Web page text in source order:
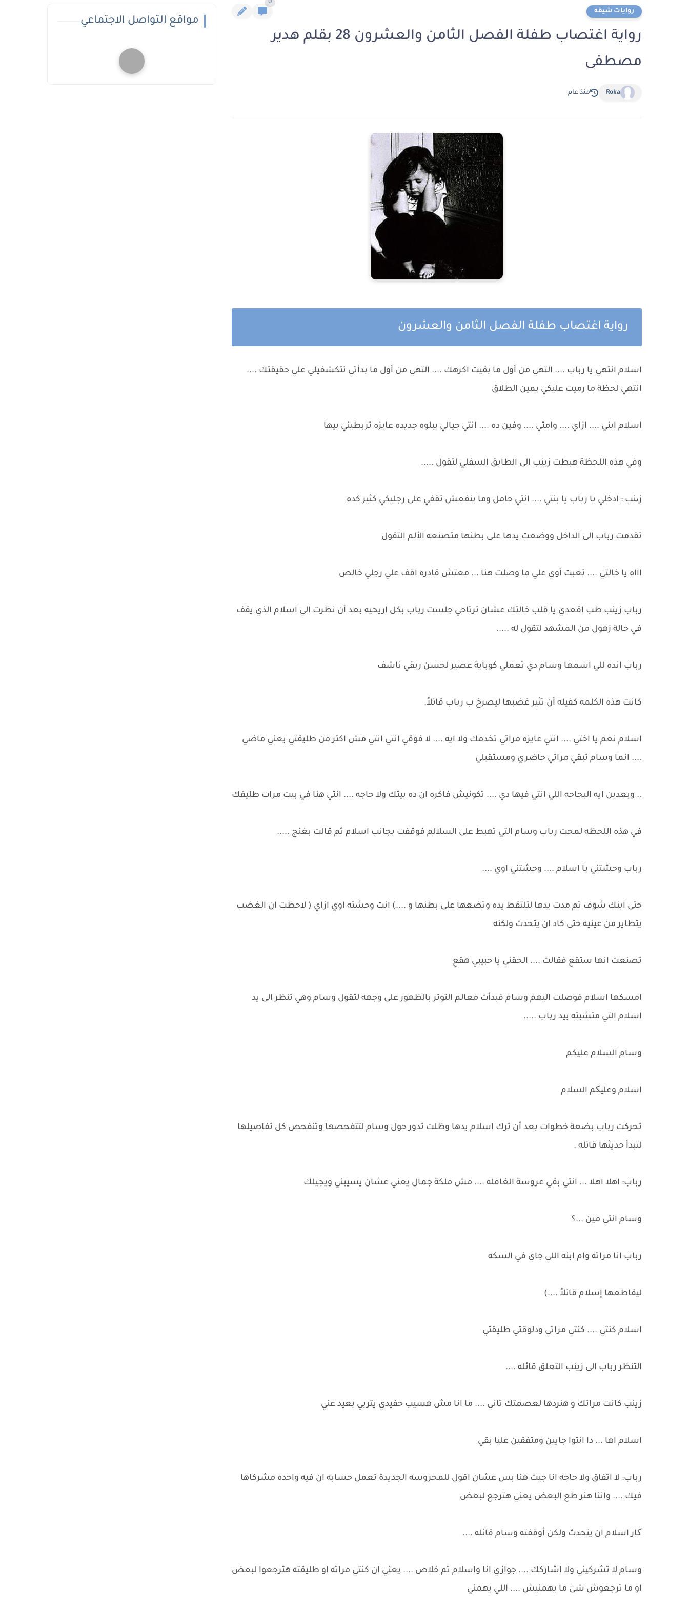
روايات شيقه
0
رواية اغتصاب طفلة الفصل الثامن والعشرون 28 بقلم هدير
مصطفى
Roka منذ عام
رواية اغتصاب طفلة الفصل الثامن والعشرون
اسلام انتهي يا رباب .... التهي من أول ما بقيت اكرهك .... التهي من أول ما بدأتي تتكشفيلي علي حقيقتك ....
انتهي لحظة ما رميت عليكي يمين الطلاق
اسلام ابني .... ازاي .... وامتي .... وفين ده .... انتي جيالي يبلوه جديده عايزه تربطيني بيها
وفي هذه اللحظة هبطت زينب الى الطابق السفلي لتقول .....
زینب : ادخلي يا رباب يا بنتي .... انتي حامل وما ينفعش تقفي على رجليكي كثير كده
تقدمت رباب الى الداخل ووضعت يدها على بطنها متصنعه الألم التقول
اااه يا خالتي .... تعبت أوي علي ما وصلت هنا ... معتش قادره اقف علي رجلي خالص
رباب زينب طب اقعدي يا قلب خالتك عشان ترتاحي جلست رباب بكل اريحيه بعد أن نظرت الي اسلام الذي يقف
في حالة زهول من المشهد لتقول له .....
رباب انده للي اسمها وسام دي تعملي كوباية عصير لحسن ريقي ناشف
كانت هذه الكلمه كفيله أن تثير غضبها ليصرخ ب رباب قائلاً.
اسلام نعم يا اختي .... انتي عايزه مراتي تخدمك ولا ايه .... لا فوقي انتي انتي مش اكثر من طليقتي يعني ماضي
.... انما وسام تبقي مراتي حاضري ومستقبلي
.. وبعدين ايه البجاحه اللي انتي فيها دي .... تكونيش فاكره ان ده بيتك ولا حاجه .... انتي هنا في بيت مرات طليقك
في هذه اللحظه لمحت رباب وسام التي تهبط على السلالم فوقفت بجانب اسلام ثم قالت بغنج .....
رباب وحشتني يا اسلام .... وحشتني اوي ....
حتى ابنك شوف تم مدت يدها لتلتقط يده وتضعها على بطنها و ....) انت وحشته اوي ازاي ( لاحظت ان الغضب
يتطاير من عينيه حتى كاد ان يتحدث ولكنه
تصنعت انها ستقع فقالت .... الحقني يا حبيبي هقع
امسكها اسلام فوصلت اليهم وسام فبدأت معالم التوتر بالظهور على وجهه لتقول وسام وهي تنظر الى يد
اسلام التي متشبته بيد رباب .....
وسام السلام عليكم
اسلام وعلیکم السلام
تحركت رباب بضعة خطوات بعد أن ترك اسلام يدها وظلت تدور حول وسام لتتفحصها وتنفحص كل تفاصيلها
لتبدأ حديثها قائله .
رباب: اهلا اهلا ... انتي بقي عروسة الغافله .... مش ملكة جمال يعني عشان يسيبني ويجيلك
وسام انتي مين ...؟
رباب انا مراته وام ابنه اللي جاي في السكه
ليقاطعها إسلام قائلاً ....)
اسلام كنتي .... كنتي مراتي ودلوقتي طليقتي
التنظر رباب الى زينب التعلق قائله ....
زينب كانت مراتك و هنردها لعصمتك تاني .... ما انا مش هسيب حفيدي يتربي بعيد عني
اسلام اها ... دا انتوا جايين ومتفقين عليا بقي
رباب: لا اتفاق ولا حاجه انا جيت هنا بس عشان اقول للمحروسه الجديدة تعمل حسابه ان فيه واحده مشركاها
فيك .... واننا هنر طع البعض يعني هترجع لبعض
کار اسلام ان يتحدث ولكن أوقفته وسام قائله ....
وسام لا تشركيني ولا اشاركك .... جوازي انا واسلام تم خلاص .... يعني ان كنتي مراته او طليقته هترجعوا لبعض
او ما ترجعوش شئ ما يهمنيش .... اللي يهمني
مواقع التواصل الاجتماعي